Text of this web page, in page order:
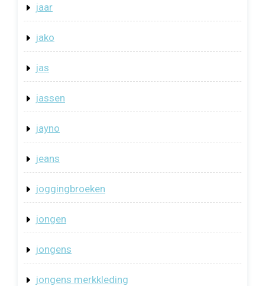
jaar
jako
jas
jassen
jayno
jeans
joggingbroeken
jongen
jongens
jongens merkkleding